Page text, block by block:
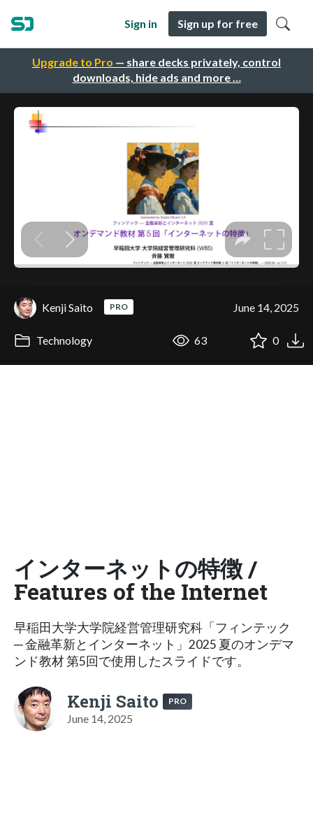
Upgrade to Pro — share decks privately, control
downloads, hide ads and more …
Sign in Sign up for free
Kenji Saito PRO June 14, 2025
Technology 63 0
インターネットの特徴 /
Features of the Internet
早稲田大学大学院経営管理研究科「フィンテック
─ 金融革新とインターネット」2025 夏のオンデマ
ンド教材 第5回で使用したスライドです。
Kenji Saito PRO
June 14, 2025